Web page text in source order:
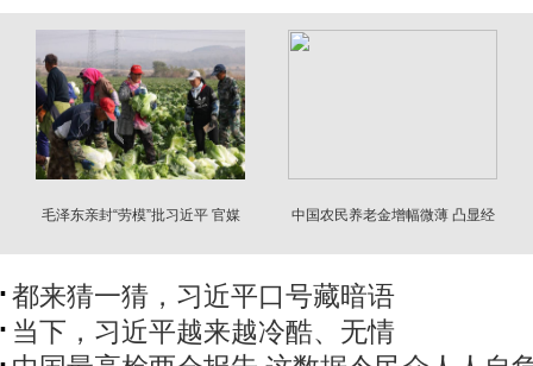
毛泽东亲封“劳模”批习近平 官媒
中国农民养老金增幅微薄 凸显经
都来猜一猜，习近平口号藏暗语
当下，习近平越来越冷酷、无情